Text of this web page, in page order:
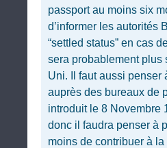
passport au moins six
d’informer les autorités
“settled status” en cas
sera probablement plus
Uni. Il faut aussi penser
auprès des bureaux de
introduit le 8 Novembre
donc il faudra penser à
moins de contribuer à